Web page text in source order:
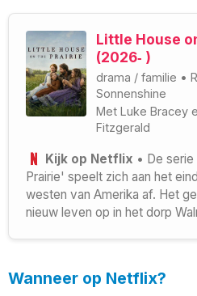
Little House
(2026‑ )
drama / familie •
Sonnenshine
Met Luke Bracey
Fitzgerald
Kijk op Netflix • De
Prairie' speelt zich aan het
westen van Amerika af. Het
nieuw leven op in het dorp
Wanneer op Netflix?